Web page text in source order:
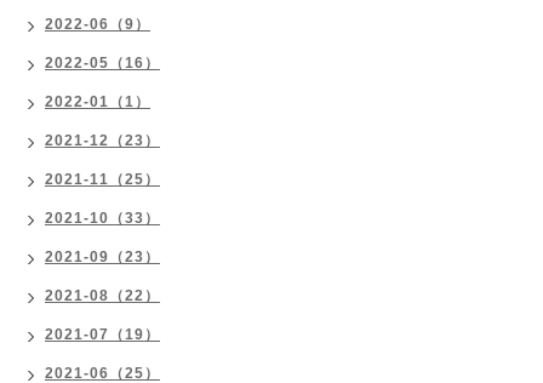
2022-06（9）
2022-05（16）
2022-01（1）
2021-12（23）
2021-11（25）
2021-10（33）
2021-09（23）
2021-08（22）
2021-07（19）
2021-06（25）